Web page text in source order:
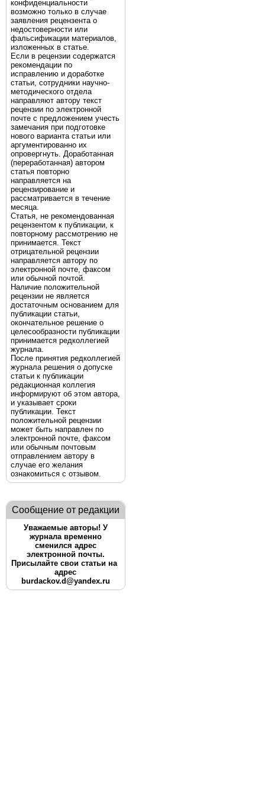
конфиденциальности
возможно только в случае
заявления рецензента о
недостоверности или
фальсификации материалов,
изложенных в статье.
Если в рецензии содержатся
рекомендации по
исправлению и доработке
статьи, сотрудники научно-
методического отдела
направляют автору текст
рецензии по электронной
почте с предложением учесть
замечания при подготовке
нового варианта статьи или
аргументированно их
опровергнуть. Доработанная
(переработанная) автором
статья повторно
направляется на
рецензирование и
рассматривается в течение
месяца.
Статья, не рекомендованная
рецензентом к публикации, к
повторному рассмотрению не
принимается. Текст
отрицательной рецензии
направляется автору по
электронной почте, факсом
или обычной почтой.
Наличие положительной
рецензии не является
достаточным основанием для
публикации статьи,
окончательное решение о
целесообразности публикации
принимается редколлегией
журнала.
После принятия редколлегией
журнала решения о допуске
статьи к публикации
редакционная коллегия
информируют об этом автора,
и указывает сроки
публикации. Текст
положительной рецензии
может быть направлен по
электронной почте, факсом
или обычным почтовым
отправлением автору в
случае его желания
ознакомиться с отзывом.
Сообщение от редакции
Уважаемые авторы! У
журнала временно
сменился адрес
электронной почты.
Присылайте свои статьи на
адрес
burdackov.d@yandex.ru